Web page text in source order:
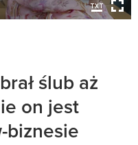
ślub aż
on jest
biznesie